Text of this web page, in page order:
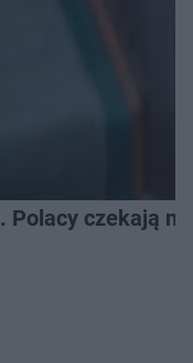
Polacy czekają